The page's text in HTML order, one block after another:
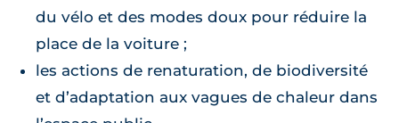
du vélo et des modes doux pour réduire la
place de la voiture ;
les actions de renaturation, de biodiversité
et d’adaptation aux vagues de chaleur dans